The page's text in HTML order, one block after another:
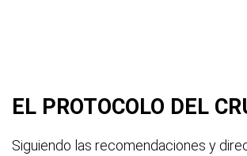
EL PROTOCOLO DEL
Siguiendo las recomendaciones y